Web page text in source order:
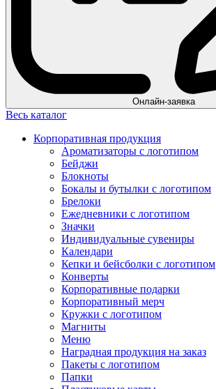
Онлайн-заявка
Весь каталог
Корпоративная продукция
Ароматизаторы с логотипом
Бейджи
Блокноты
Бокалы и бутылки с логотипом
Брелоки
Ежедневники с логотипом
Значки
Индивидуальные сувениры
Календари
Кепки и бейсболки с логотипом
Конверты
Корпоративные подарки
Корпоративный мерч
Кружки с логотипом
Магниты
Меню
Наградная продукция на заказ
Пакеты с логотипом
Папки